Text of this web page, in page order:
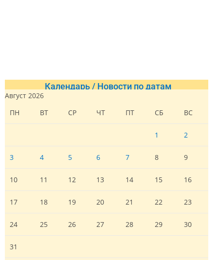
Календарь / Новости по датам
Август 2026
ПН
ВТ СР ЧТ ПТ СБ ВС
1 2
3 4 5 6 7 8 9
10 11 12 13 14 15 16
17 18 19 20 21 22 23
24 25 26 27 28 29 30
31